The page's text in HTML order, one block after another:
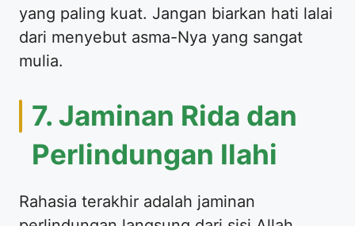
yang paling kuat. Jangan biarkan hati lalai
dari menyebut asma-Nya yang sangat
mulia.
7. Jaminan Rida dan
Perlindungan Ilahi
Rahasia terakhir adalah jaminan